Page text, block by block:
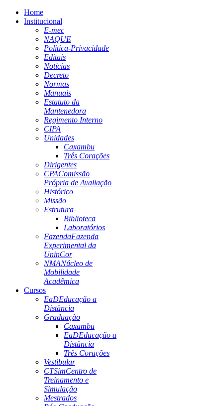
Home
Institucional
E-mec
NAQUE
Politica-Privacidade
Editais
Notícias
Decreto
Normas
Manuais
Estatuto da
Mantenedora
Regimento Interno
CIPA
Unidades
Caxambu
Três Corações
Dirigentes
CPAComissão
Própria de Avaliação
Histórico
Missão
Estrutura
Biblioteca
Laboratórios
FazendaFazenda
Experimental da
UninCor
NMANúcleo de
Mobilidade
Acadêmica
Cursos
EaDEducação a
Distância
Graduação
Caxambu
EaDEducação a
Distância
Três Corações
Vestibular
CTSimCentro de
Treinamento e
Simulação
Mestrados